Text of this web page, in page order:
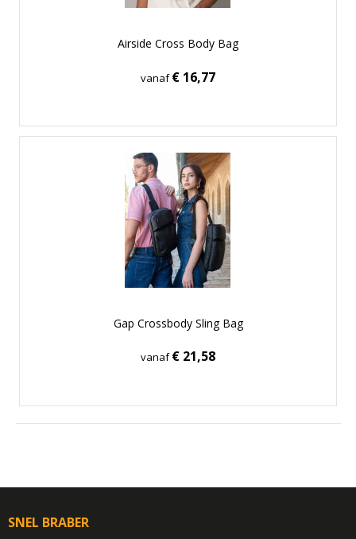
Airside Cross Body Bag
vanaf€ 16,77
Gap Crossbody Sling Bag
vanaf€ 21,58
SNEL BRABER